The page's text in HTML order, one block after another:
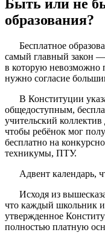
Быть или не
образования?
Бесплатное
самый главный закон
в которую невозможно
нужно согласие
В Конституции
общедоступным,
учительский
чтобы ребёнок мог
бесплатно на
техникумы, ПТУ.
Адвент календарь,
Исходя из
что каждый школьник
утвержденное
полностью платную